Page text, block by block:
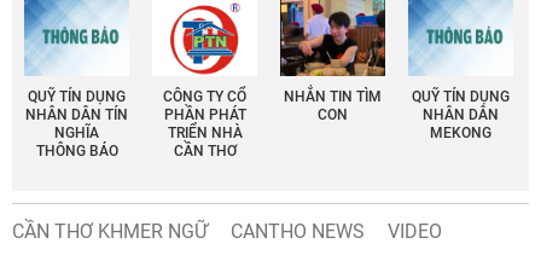
QUỸ TÍN DỤNG
NHÂN DÂN TÍN
NGHĨA
THÔNG BÁO
CÔNG TY CỔ
PHẦN PHÁT
TRIỂN NHÀ
CẦN THƠ
NHẮN TIN TÌM
CON
QUỸ TÍN DỤNG
NHÂN DÂN
MEKONG
CẦN THƠ KHMER NGỮ CANTHO NEWS
VIDEO